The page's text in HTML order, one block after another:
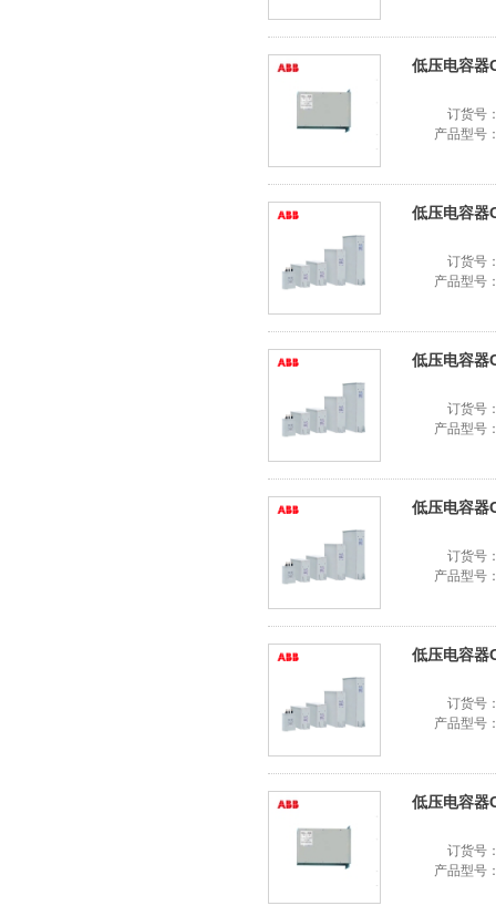
低压电容器
订货号
产品型号
低压电容器
订货号
产品型号
低压电容器
订货号
产品型号
低压电容器
订货号
产品型号
低压电容器
订货号
产品型号
低压电容器
订货号
产品型号